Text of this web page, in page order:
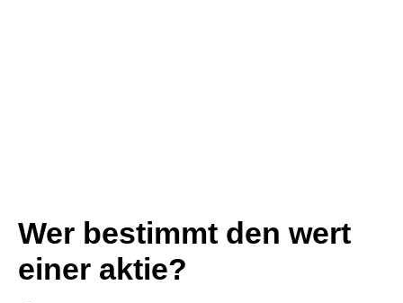
Wer bestimmt den wert
einer aktie?